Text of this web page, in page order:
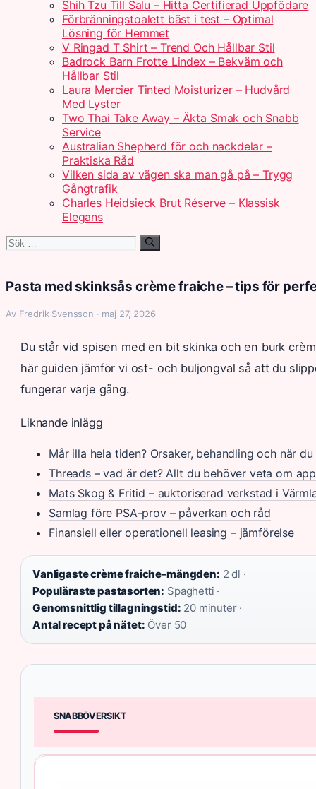
Shih Tzu Till Salu – Hitta Certifierad Uppfödare
Förbränningstoalett bäst i test – Optimal
Lösning för Hemmet
V Ringad T Shirt – Trend Och Hållbar Stil
Badrock Barn Frotte Lindex – Bekväm och
Hållbar Stil
Laura Mercier Tinted Moisturizer – Hudvård
Med Lyster
Two Thai Take Away – Äkta Smak och Snabb
Service
Australian Shepherd för och nackdelar –
Praktiska Råd
Vilken sida av vägen ska man gå på – Trygg
Gångtrafik
Charles Heidsieck Brut Réserve – Klassisk
Elegans
Sök
Pasta med skinksås crème fraiche – tips för
Av Fredrik Svensson · maj 27, 2026
Du står vid spisen med en bit skinka och en burk
här guiden jämför vi ost- och buljongval så att du
fungerar varje gång.
Liknande inlägg
Mår illa hela tiden? Orsaker, behandling och när
Threads – vad är det? Allt du behöver veta om
Mats Skog & Fritid – auktoriserad verkstad i
Samlag före PSA-prov – påverkan och råd
Finansiell eller operationell leasing – jämförelse
Vanligaste crème fraiche-mängden: 2 dl ·
Populäraste pastasorten: Spaghetti ·
Genomsnittlig tillagningstid: 20 minuter ·
Antal recept på nätet: Över 50
SNABBÖVERSIKT